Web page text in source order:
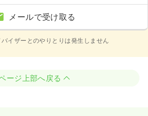
メールで受け取る
イザーとのやりとりは発生しません
ージ上部へ戻る